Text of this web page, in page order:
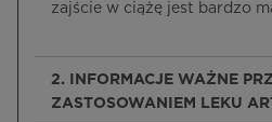
zajście w ciążę jest bardzo
2. INFORMACJE WAŻNE
ZASTOSOWANIEM LEKU